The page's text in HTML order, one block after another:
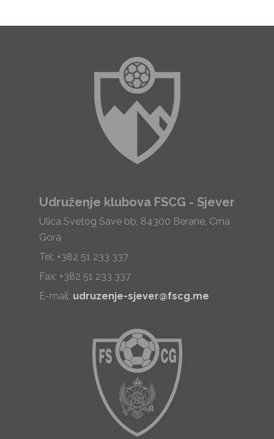
Udruženje klubova FSCG - Sjever
Ulica Svetog Save bb, 84300 Berane, Crna
Gora
Tel: +382 51 233 337
Fax: +382 51 233 337
E-mail: udruzenje-sjever@fscg.me